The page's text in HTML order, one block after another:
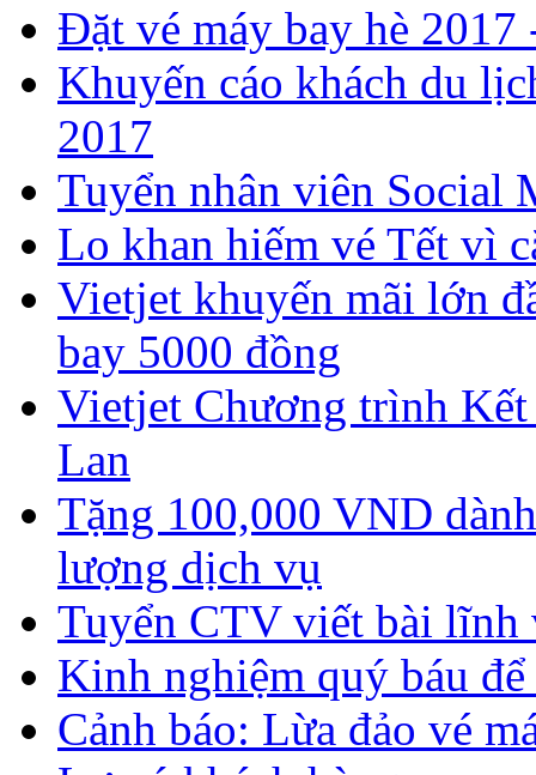
​Đặt vé máy bay hè 2017
Khuyến cáo khách du
2017
Tuyển nhân viên Social
Lo khan hiếm vé Tết vì
Vietjet khuyến mãi lớn
bay 5000 đồng
Vietjet Chương trình
Lan
Tặng 100,000 VND
lượng dịch vụ
Tuyển CTV viết bài lĩnh
Kinh nghiệm quý báu
Cảnh báo: Lừa đảo vé